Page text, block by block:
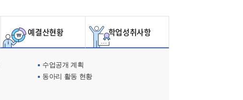
예결산현황 학업성취사항
수업공개 계획
동아리 활동 현황